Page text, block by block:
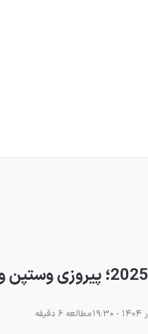
مطالعه 6 دقیقه